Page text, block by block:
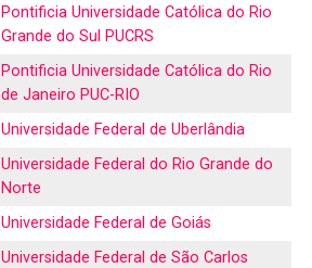
Pontificia Universidade Católica do Rio
Grande do Sul PUCRS
Pontificia Universidade Católica do Rio
de Janeiro PUC-RIO
Universidade Federal de Uberlândia
Universidade Federal do Rio Grande do
Norte
Universidade Federal de Goiás
Universidade Federal de São Carlos